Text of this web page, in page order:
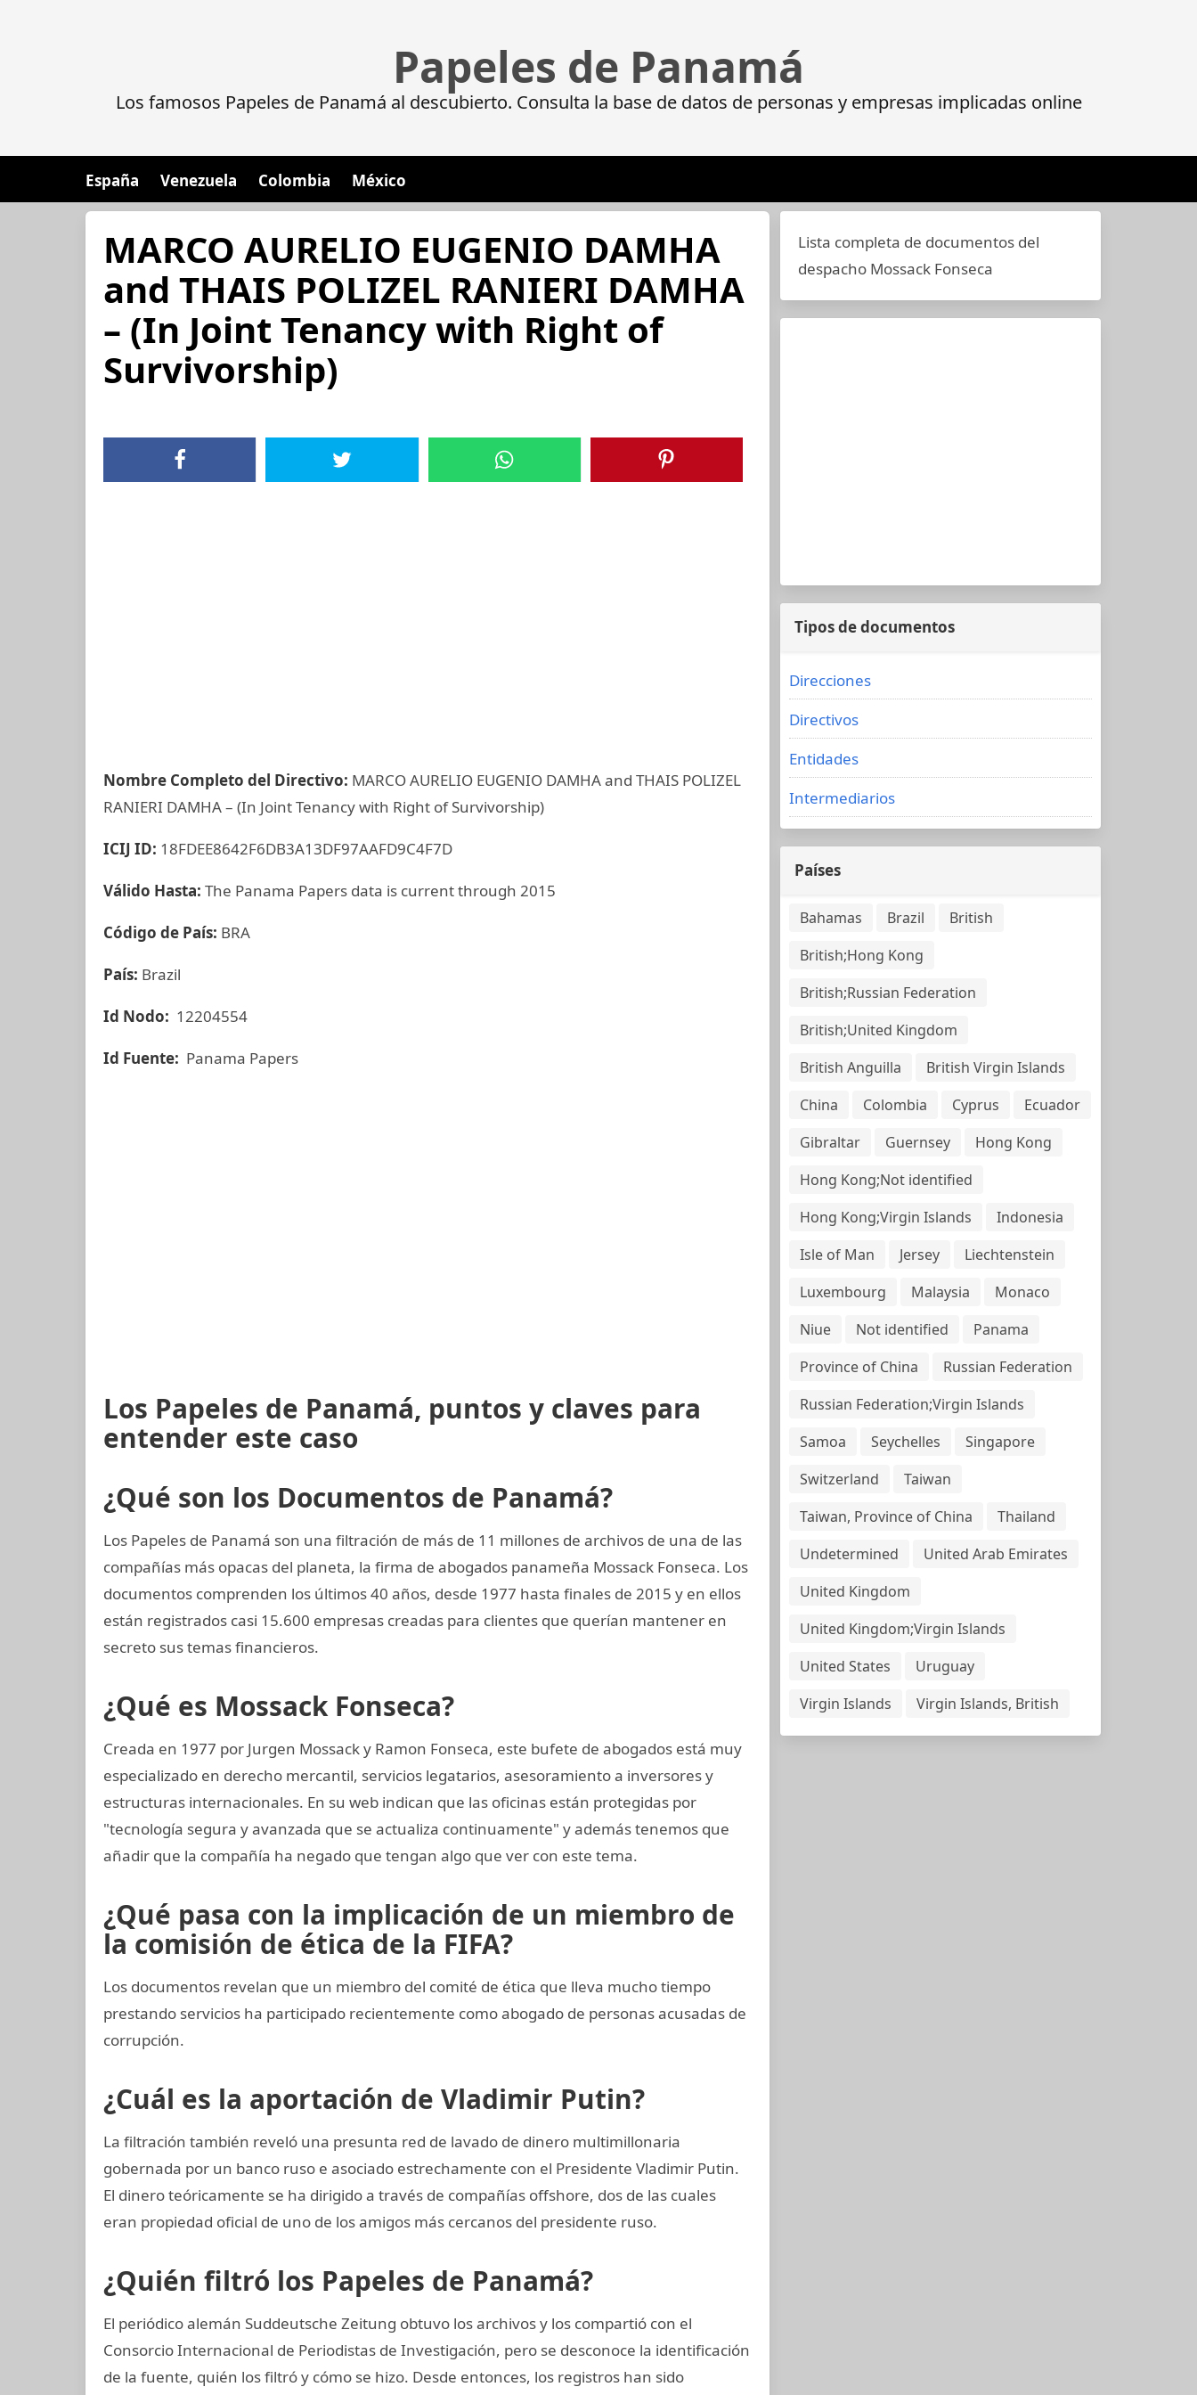
Papeles de Panamá
Los famosos Papeles de Panamá al descubierto. Consulta la base de datos de personas y empresas implicadas online
España Venezuela Colombia México
MARCO AURELIO EUGENIO DAMHA
and THAIS POLIZEL RANIERI DAMHA
– (In Joint Tenancy with Right of
Survivorship)
Nombre Completo del Directivo: MARCO AURELIO EUGENIO DAMHA and THAIS POLIZEL
RANIERI DAMHA – (In Joint Tenancy with Right of Survivorship)
ICIJ ID: 18FDEE8642F6DB3A13DF97AAFD9C4F7D
Válido Hasta: The Panama Papers data is current through 2015
Código de País: BRA
País: Brazil
Id Nodo: 12204554
Id Fuente: Panama Papers
Los Papeles de Panamá, puntos y claves para
entender este caso
¿Qué son los Documentos de Panamá?
Los Papeles de Panamá son una filtración de más de 11 millones de archivos de una de las
compañías más opacas del planeta, la firma de abogados panameña Mossack Fonseca. Los
documentos comprenden los últimos 40 años, desde 1977 hasta finales de 2015 y en ellos
están registrados casi 15.600 empresas creadas para clientes que querían mantener en
secreto sus temas financieros.
¿Qué es Mossack Fonseca?
Creada en 1977 por Jurgen Mossack y Ramon Fonseca, este bufete de abogados está muy
especializado en derecho mercantil, servicios legatarios, asesoramiento a inversores y
estructuras internacionales. En su web indican que las oficinas están protegidas por
"tecnología segura y avanzada que se actualiza continuamente" y además tenemos que
añadir que la compañía ha negado que tengan algo que ver con este tema.
¿Qué pasa con la implicación de un miembro de
la comisión de ética de la FIFA?
Los documentos revelan que un miembro del comité de ética que lleva mucho tiempo
prestando servicios ha participado recientemente como abogado de personas acusadas de
corrupción.
¿Cuál es la aportación de Vladimir Putin?
La filtración también reveló una presunta red de lavado de dinero multimillonaria
gobernada por un banco ruso e asociado estrechamente con el Presidente Vladimir Putin.
El dinero teóricamente se ha dirigido a través de compañías offshore, dos de las cuales
eran propiedad oficial de uno de los amigos más cercanos del presidente ruso.
¿Quién filtró los Papeles de Panamá?
El periódico alemán Suddeutsche Zeitung obtuvo los archivos y los compartió con el
Consorcio Internacional de Periodistas de Investigación, pero se desconoce la identificación
de la fuente, quién los filtró y cómo se hizo. Desde entonces, los registros han sido
Lista completa de documentos del
despacho Mossack Fonseca
Tipos de documentos
Direcciones
Directivos
Entidades
Intermediarios
Países
Bahamas Brazil
British
British;Hong Kong
British;Russian Federation
British;United Kingdom
British Anguilla
British Virgin Islands
China
Colombia Cyprus
Ecuador
Gibraltar
Guernsey
Hong Kong
Hong Kong;Not identified
Hong Kong;Virgin Islands
Indonesia
Isle of Man
Jersey
Liechtenstein
Luxembourg
Malaysia
Monaco
Niue
Not identified
Panama
Province of China
Russian Federation
Russian Federation;Virgin Islands
Samoa
Seychelles
Singapore
Switzerland
Taiwan
Taiwan, Province of China
Thailand
Undetermined
United Arab Emirates
United Kingdom
United Kingdom;Virgin Islands
United States
Uruguay
Virgin Islands
Virgin Islands, British